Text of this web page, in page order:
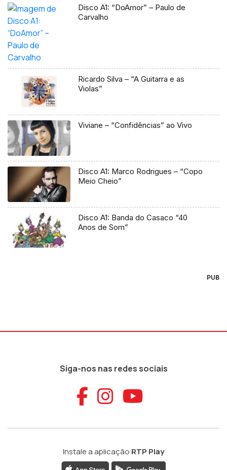
Disco A1: “DoAmor” – Paulo de
Carvalho
Ricardo Silva – “A Guitarra e as
Violas”
Viviane – “Confidências” ao Vivo
Disco A1: Marco Rodrigues – “Copo
Meio Cheio”
Disco A1: Banda do Casaco “40
Anos de Som”
PUB
Siga-nos nas redes sociais
Aceder ao
Aceder ao
Aceder
Instale a aplicação RTP Play